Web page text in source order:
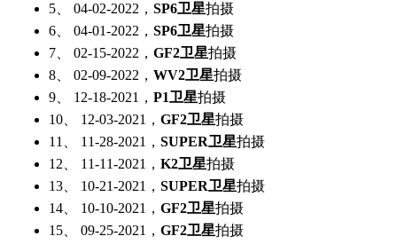
5、 04-02-2022， SP6卫星拍摄
6、 04-01-2022， SP6卫星拍摄
7、 02-15-2022， GF2卫星拍摄
8、 02-09-2022， WV2卫星拍摄
9、 12-18-2021， P1卫星拍摄
10、 12-03-2021， GF2卫星拍摄
11、 11-28-2021， SUPER卫星拍摄
12、 11-11-2021， K2卫星拍摄
13、 10-21-2021， SUPER卫星拍摄
14、 10-10-2021， GF2卫星拍摄
15、 09-25-2021， GF2卫星拍摄